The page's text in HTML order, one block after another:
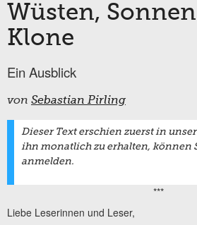
Wüsten,
Klone
Ein Ausblick
von Sebastian Pirling
Dieser Text erschien zuerst in
ihn monatlich zu erhalten, können
anmelden.
***
Liebe Leserinnen und Leser,